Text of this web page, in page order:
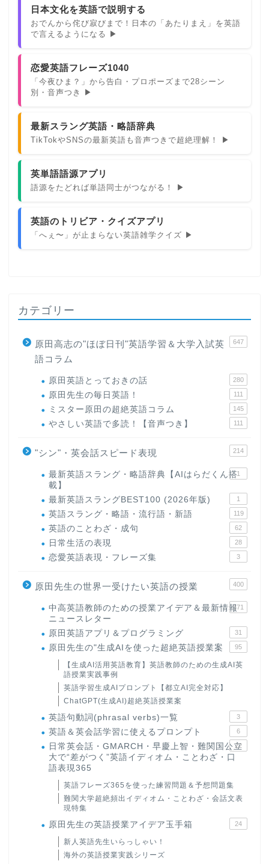
日本文化を英語で説明する
おでんから侘び寂びまで！日本の「あたりまえ」を英語
で言えるようになる ▶
恋愛英語フレーズ1040
「今夜ひま？」から告白・プロポーズまで28シーン
別・音声つき ▶
最新スラング英語・略語辞典
TikTokやSNSの最新英語も音声つきで超絶理解！ ▶
英単語語源アプリ
語源をたどれば単語同士がつながる！ ▶
英語のトリビア・クイズアプリ
「へぇ〜」が止まらない英語雑学クイズ ▶
カテゴリー
原田高志の"ほぼ日刊"英語学習＆大学入試英
語コラム
647
原田英語とっておきの話 280
原田先生の毎日英語！ 111
ミスター原田の超絶英語コラム 145
やさしい英語で多読！【音声つき】 111
"シン"・英会話スピード表現 214
最新英語スラング・略語辞典【AIはらだくん搭
載】
1
最新英語スラングBEST100 (2026年版) 1
英語スラング・略語・流行語・新語 119
英語のことわざ・成句 62
日常生活の表現 28
恋愛英語表現・フレーズ集 3
原田先生の世界一受けたい英語の授業 400
中高英語教師のための授業アイデア＆最新情報
ニュースレター
171
原田英語アプリ＆プログラミング 31
原田先生の"生成AIを使った超絶英語授業案 95
【生成AI活用英語教育】英語教師のための生成AI英
語授業実践事例
英語学習生成AIプロンプト【都立AI完全対応】
ChatGPT(生成AI)超絶英語授業案
英語句動詞(phrasal verbs)一覧 3
英語＆英会話学習に使えるプロンプト 6
日常英会話・GMARCH・早慶上智・難関国公立
大で“差がつく”英語イディオム・ことわざ・口
語表現365
22
英語フレーズ365を使った練習問題＆予想問題集
難関大学超絶頻出イディオム・ことわざ・会話文表
現特集
原田先生の英語授業アイデア玉手箱 24
新人英語先生いらっしゃい！
海外の英語授業実践シリーズ